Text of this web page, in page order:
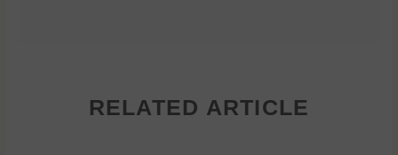
RELATED ARTICLE